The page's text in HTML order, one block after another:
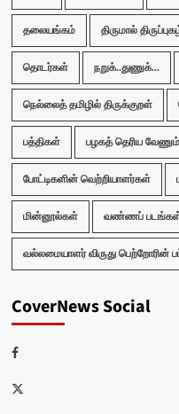
தலையங்கம் திருமால்
தொடர்கள் நறுக்..துணுக்...
நெல்லைத் தமிழில் திருக்குறள்
பத்திகள் பழகத் தெரிய வேணும்
போட்டிகளின் வெற்றியாளர்கள்
மின்னூல்கள் வண்ணப்
வல்லமையாளர் விருது பெற்றோரின்
CoverNews Social
Facebook
Twitter